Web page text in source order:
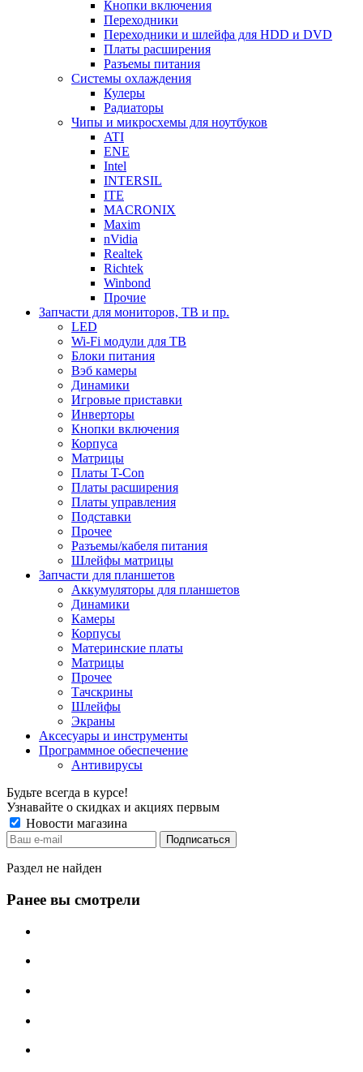
Кнопки включения
Переходники
Переходники и шлейфа для HDD и DVD
Платы расширения
Разъемы питания
Системы охлаждения
Кулеры
Радиаторы
Чипы и микросхемы для ноутбуков
ATI
ENE
Intel
INTERSIL
ITE
MACRONIX
Maxim
nVidia
Realtek
Richtek
Winbond
Прочие
Запчасти для мониторов, ТВ и пр.
LED
Wi-Fi модули для ТВ
Блоки питания
Вэб камеры
Динамики
Игровые приставки
Инверторы
Кнопки включения
Корпуса
Матрицы
Платы T-Con
Платы расширения
Платы управления
Подставки
Прочее
Разъемы/кабеля питания
Шлейфы матрицы
Запчасти для планшетов
Аккумуляторы для планшетов
Динамики
Камеры
Корпусы
Материнские платы
Матрицы
Прочее
Тачскрины
Шлейфы
Экраны
Аксесуары и инструменты
Программное обеспечение
Антивирусы
Будьте всегда в курсе!
Узнавайте о скидках и акциях первым
Новости магазина
Раздел не найден
Ранее вы смотрели